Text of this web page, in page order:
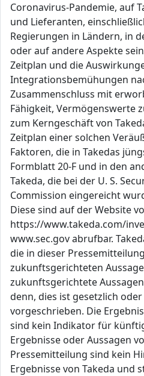
Coronavirus-Pandemie, auf
und Lieferanten,
Regierungen in Ländern, in
oder auf andere Aspekte
Zeitplan und die
Integrationsbemühungen
Zusammenschluss mit
Fähigkeit, Vermögenswerte
zum Kerngeschäft von
Zeitplan einer solchen
Faktoren, die in Takedas
Formblatt 20-F und in den
Takeda, die bei der U. S.
Commission eingereicht
Diese sind auf der Website
https://www.takeda.com/
www.sec.gov abrufbar.
die in dieser
zukunftsgerichteten
zukunftsgerichtete
denn, dies ist gesetzlich
vorgeschrieben. Die
sind kein Indikator für
Ergebnisse oder Aussagen
Pressemitteilung sind kein
Ergebnisse von Takeda und